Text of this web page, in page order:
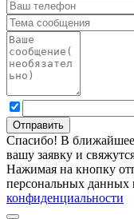
Спасибо! В
вашу заявку и
Нажимая на кнопку
персональных данных
конфиденциальности